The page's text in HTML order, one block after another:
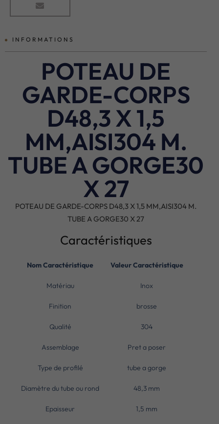
INFORMATIONS
POTEAU DE
GARDE-CORPS
D48,3 X 1,5
MM,AISI304 M.
TUBE A GORGE30
X 27
POTEAU DE GARDE-CORPS D48,3 X 1,5 MM,AISI304 M.
TUBE A GORGE30 X 27
Caractéristiques
Nom Caractéristique Valeur Caractéristique
Matériau Inox
Finition brosse
Qualité 304
Assemblage Pret a poser
Type de profilé tube a gorge
Diamètre du tube ou rond 48,3 mm
Epaisseur 1,5 mm